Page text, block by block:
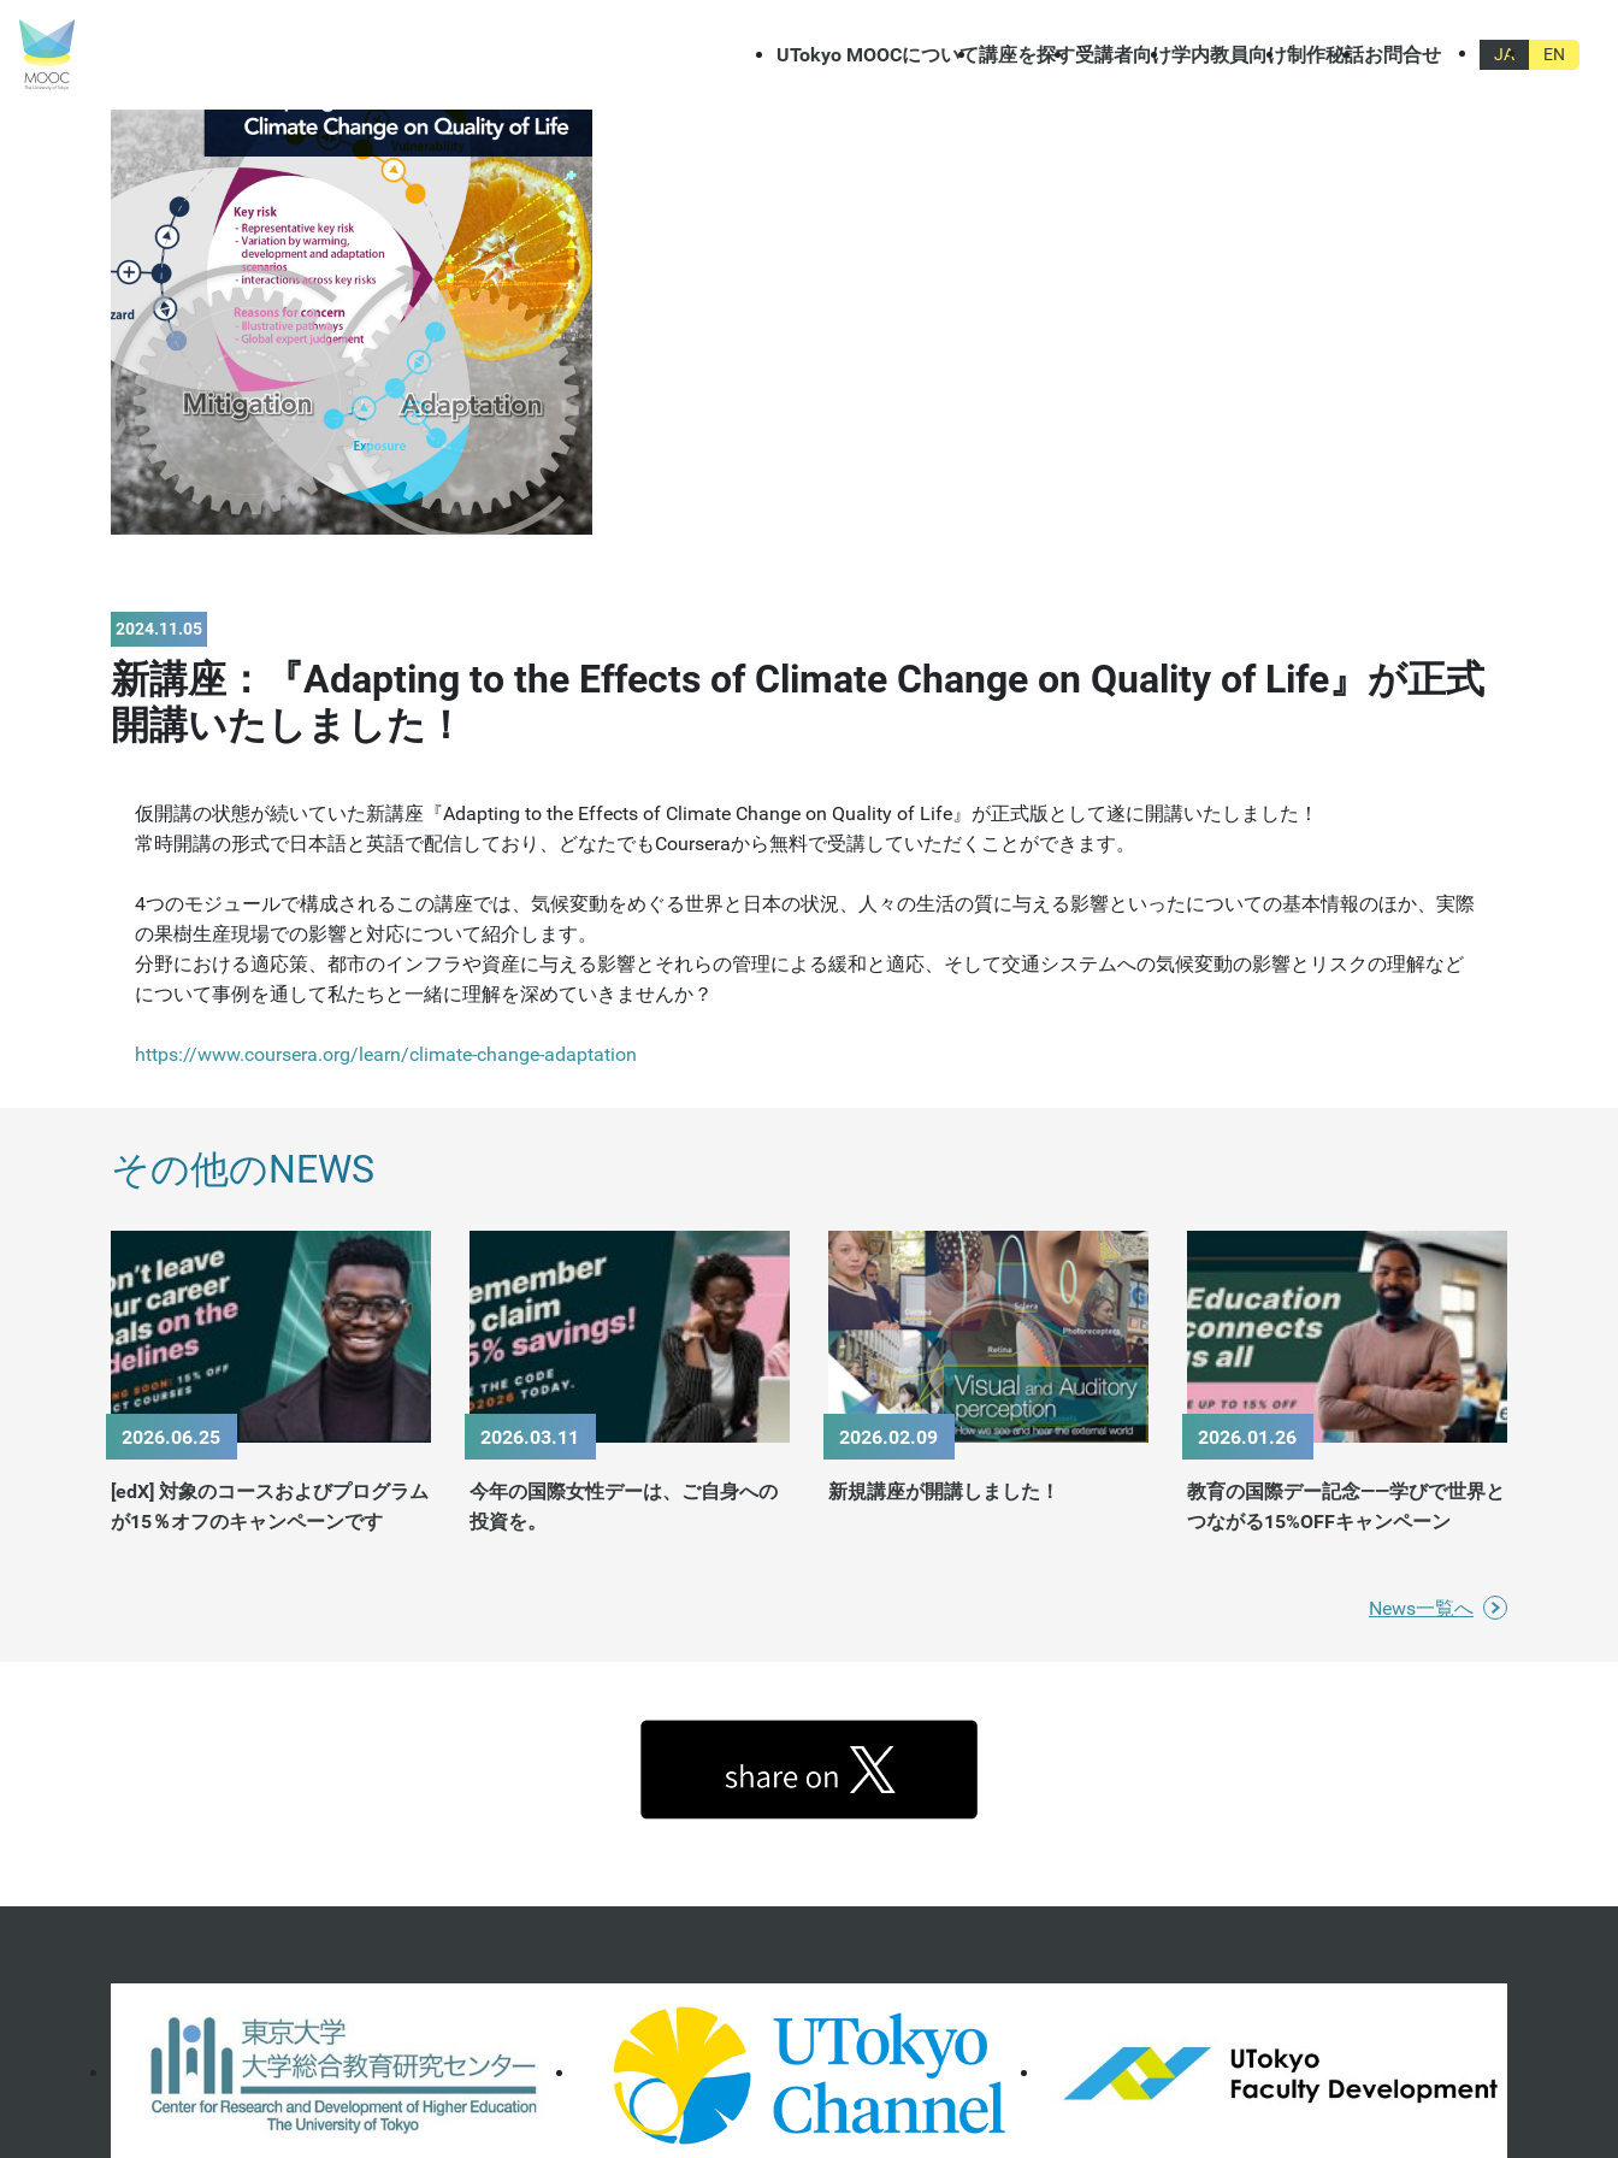
UTokyo MOOCについて講座を探す受講者向け学内教員向け制作秘話お問合せ JA EN
2024.11.05
新講座：『Adapting to the Effects of Climate Change on Quality of Life』が正式
開講いたしました！
仮開講の状態が続いていた新講座『Adapting to the Effects of Climate Change on Quality of Life』が正式版として遂に開講いたしました！
常時開講の形式で日本語と英語で配信しており、どなたでもCourseraから無料で受講していただくことができます。
4つのモジュールで構成されるこの講座では、気候変動をめぐる世界と日本の状況、人々の生活の質に与える影響といったについての基本情報のほか、実際
の果樹生産現場での影響と対応について紹介します。
分野における適応策、都市のインフラや資産に与える影響とそれらの管理による緩和と適応、そして交通システムへの気候変動の影響とリスクの理解など
について事例を通して私たちと一緒に理解を深めていきませんか？
https://www.coursera.org/learn/climate-change-adaptation
その他のNEWS
2026.06.25
[edX] 対象のコースおよびプログラム
が15％オフのキャンペーンです
2026.03.11
今年の国際女性デーは、ご自身への
投資を。
2026.02.09
新規講座が開講しました！
2026.01.26
教育の国際デー記念——学びで世界と
つながる15%OFFキャンペーン
News一覧へ